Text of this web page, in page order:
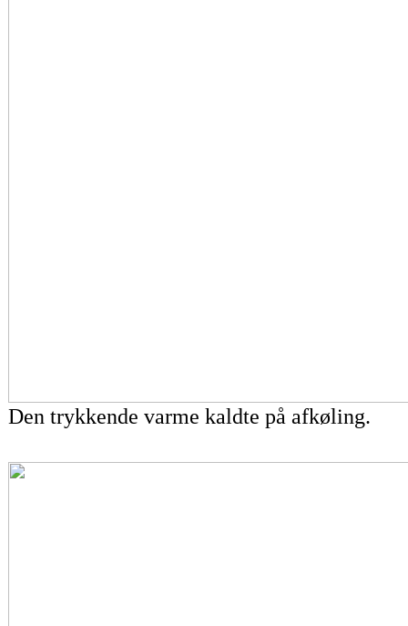
Den trykkende varme kaldte på afkøling.